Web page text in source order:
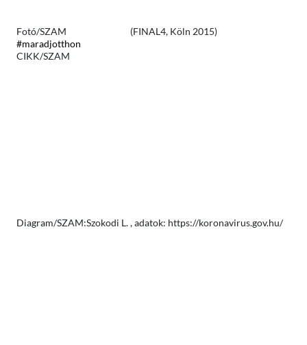
Fotó/SZAM (FINAL4, Köln 2015)
#maradjotthon
CIKK/SZAM
Diagram/SZAM:Szokodi L. , adatok: https://koronavirus.gov.hu/